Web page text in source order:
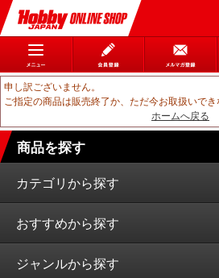
申し訳ございません。
ご指定の商品は販売終了か、ただ今お取扱いでき
ホームへ戻る
商品を探す
カテゴリから探す
おすすめから探す
ジャンルから探す